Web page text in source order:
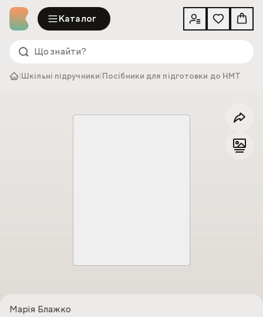
Каталог
Шкільні підручники Посібники для підготовки до НМТ
Марія Блажко